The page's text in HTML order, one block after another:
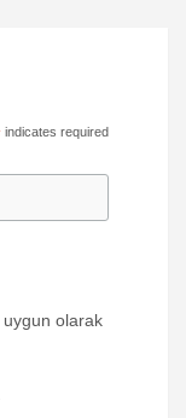
indicates required
olarak